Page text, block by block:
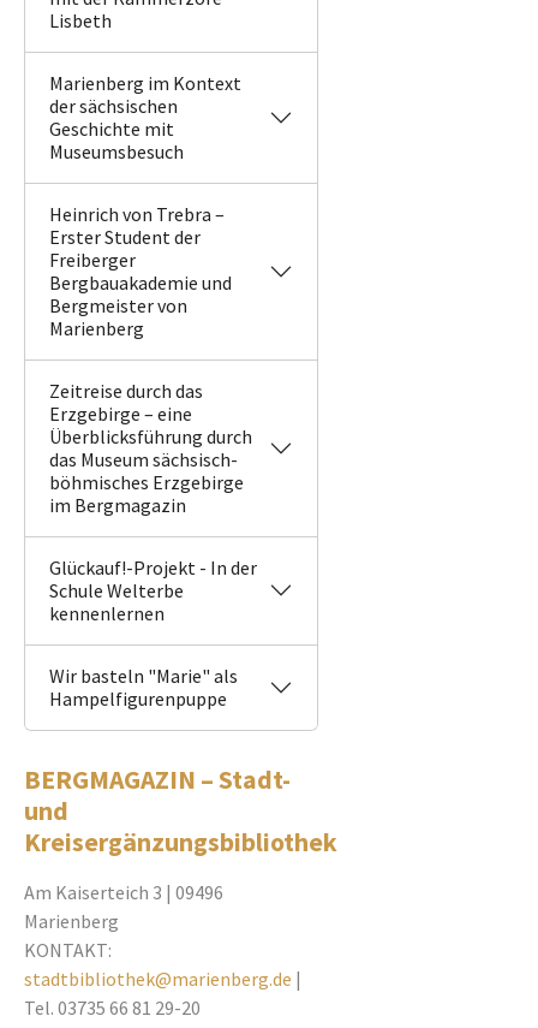
Lisbeth
Marienberg im Kontext
der sächsischen
Geschichte mit
Museumsbesuch
Heinrich von Trebra –
Erster Student der
Freiberger
Bergbauakademie und
Bergmeister von
Marienberg
Zeitreise durch das
Erzgebirge – eine
Überblicksführung durch
das Museum sächsisch-
böhmisches Erzgebirge
im Bergmagazin
Glückauf!-Projekt - In der
Schule Welterbe
kennenlernen
Wir basteln "Marie" als
Hampelfigurenpuppe
BERGMAGAZIN – Stadt-
und
Kreisergänzungsbibliothek
Am Kaiserteich 3 | 09496
Marienberg
KONTAKT:
stadtbibliothek@marienberg.de |
Tel. 03735 66 81 29-20